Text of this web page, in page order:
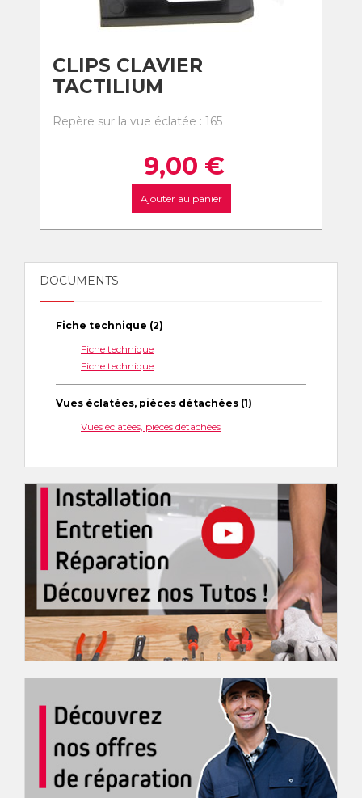
CLIPS CLAVIER
TACTILIUM
Repère sur la vue éclatée : 165
9,00 €
Ajouter au panier
DOCUMENTS
Fiche technique (2)
Fiche technique
Fiche technique
Vues éclatées, pièces détachées (1)
Vues éclatées, pièces détachées